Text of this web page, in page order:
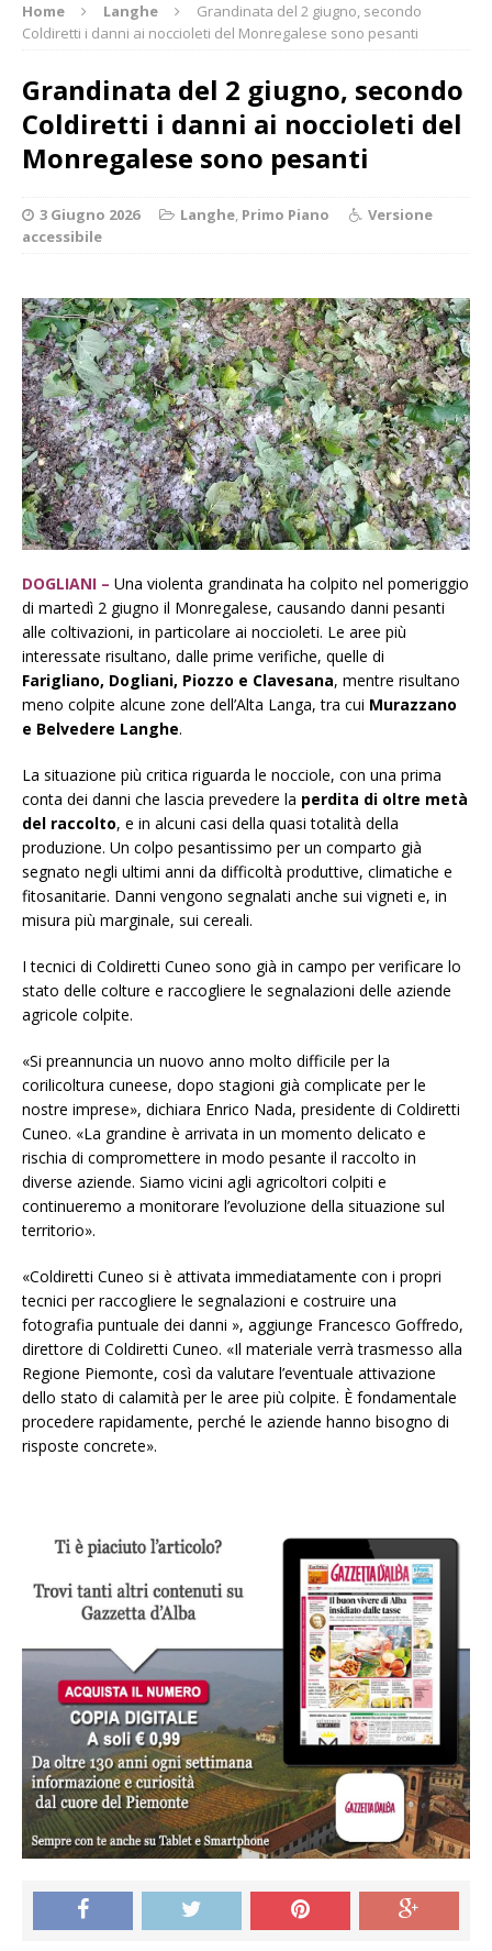
Home Langhe
Grandinata del 2 giugno, secondo
Coldiretti i danni ai noccioleti del Monregalese sono pesanti
Grandinata del 2 giugno, secondo
Coldiretti i danni ai noccioleti del
Monregalese sono pesanti
3 Giugno 2026 Langhe, Primo Piano
Versione
accessibile
DOGLIANI – Una violenta grandinata ha colpito nel pomeriggio
di martedì 2 giugno il Monregalese, causando danni pesanti
alle coltivazioni, in particolare ai noccioleti. Le aree più
interessate risultano, dalle prime verifiche, quelle di
Farigliano, Dogliani, Piozzo e Clavesana, mentre risultano
meno colpite alcune zone dell’Alta Langa, tra cui Murazzano
e Belvedere Langhe.
La situazione più critica riguarda le nocciole, con una prima
conta dei danni che lascia prevedere la perdita di oltre metà
del raccolto, e in alcuni casi della quasi totalità della
produzione. Un colpo pesantissimo per un comparto già
segnato negli ultimi anni da difficoltà produttive, climatiche e
fitosanitarie. Danni vengono segnalati anche sui vigneti e, in
misura più marginale, sui cereali.
I tecnici di Coldiretti Cuneo sono già in campo per verificare lo
stato delle colture e raccogliere le segnalazioni delle aziende
agricole colpite.
«Si preannuncia un nuovo anno molto difficile per la
corilicoltura cuneese, dopo stagioni già complicate per le
nostre imprese», dichiara Enrico Nada, presidente di Coldiretti
Cuneo. «La grandine è arrivata in un momento delicato e
rischia di compromettere in modo pesante il raccolto in
diverse aziende. Siamo vicini agli agricoltori colpiti e
continueremo a monitorare l’evoluzione della situazione sul
territorio».
«Coldiretti Cuneo si è attivata immediatamente con i propri
tecnici per raccogliere le segnalazioni e costruire una
fotografia puntuale dei danni », aggiunge Francesco Goffredo,
direttore di Coldiretti Cuneo. «Il materiale verrà trasmesso alla
Regione Piemonte, così da valutare l’eventuale attivazione
dello stato di calamità per le aree più colpite. È fondamentale
procedere rapidamente, perché le aziende hanno bisogno di
risposte concrete».